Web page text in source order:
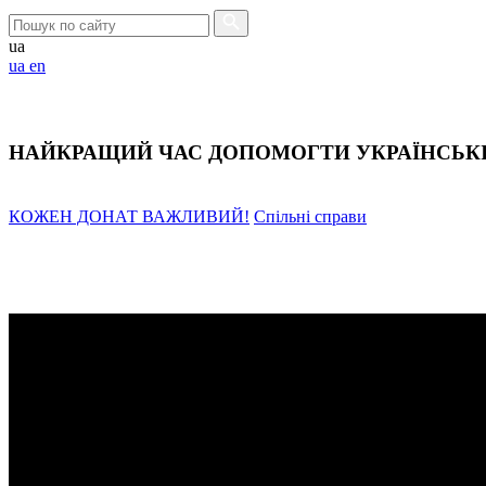
ua
ua en
НАЙКРАЩИЙ ЧАС ДОПОМОГТИ
КОЖЕН ДОНАТ ВАЖЛИВИЙ! Спільні справи